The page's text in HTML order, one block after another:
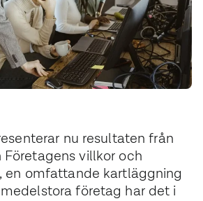
nu resultaten från
villkor och
en omfattande kartläggning
företag har det i